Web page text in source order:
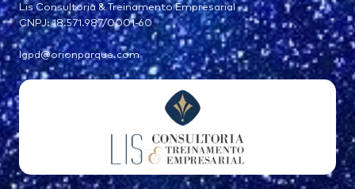
Lis Consultoria & Treinamento Empresarial
CNPJ: 18.571.987/0001-60
lgpd@orionparque.com